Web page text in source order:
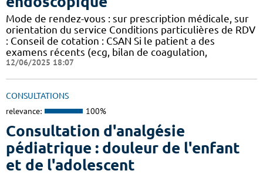
Mode de rendez-vous : sur prescription médicale, sur
orientation du service Conditions particulières de RDV
: Conseil de cotation : CSAN Si le patient a des
examens récents (ecg, bilan de coagulation,
12/06/2025 18:07
CONSULTATIONS
relevance: 100%
Consultation d'analgésie
pédiatrique : douleur de l'enfant
et de l'adolescent